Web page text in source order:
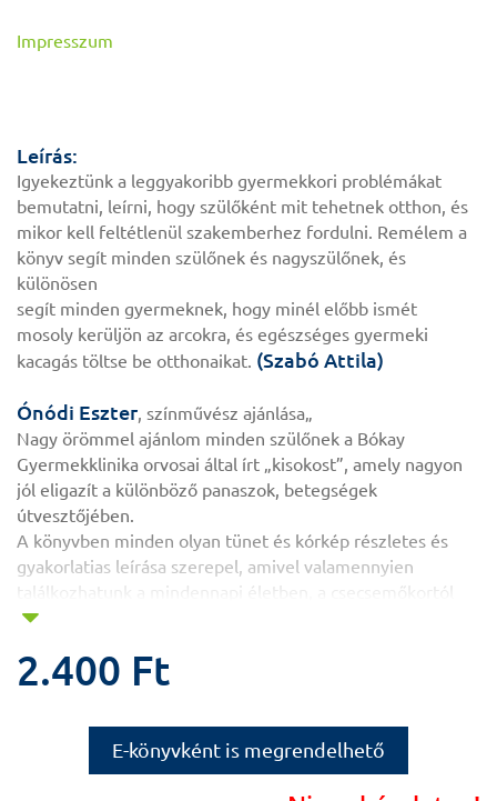
Impresszum
Leírás:
Igyekeztünk a leggyakoribb gyermekkori problémákat
bemutatni, leírni, hogy szülőként mit tehetnek otthon, és
mikor kell feltétlenül szakemberhez fordulni. Remélem a
könyv segít minden szülőnek és nagyszülőnek, és
különösen
segít minden gyermeknek, hogy minél előbb ismét
mosoly kerüljön az arcokra, és egészséges gyermeki
kacagás töltse be otthonaikat. (Szabó Attila)
Ónódi Eszter, színművész ajánlása„
Nagy örömmel ajánlom minden szülőnek a Bókay
Gyermekklinika orvosai által írt „kisokost”, amely ­nagyon
jól eligazít a különböző panaszok, betegségek
útvesztőjében.
A könyvben minden olyan tünet és kórkép részletes és
gyakorlatias leírása szerepel, amivel valamennyien
találkozhatunk a mindennapi életben, a csecsemőkortól
egészen a pubertás korig.
jelölték, hogy mennyire kell orvoshoz ­rohannunk. Zöld
a piros pedig azt, hogy az adott tünet láttán azonnal
hívjunk mentőt.
Természetesen mindenkinek azt kívánom, hogy minél
2.400 Ft
E-könyvként is megrendelhető